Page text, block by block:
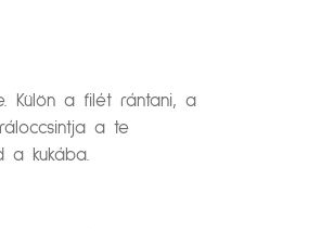
Külön a filét rántani, a
a te
a kukába.